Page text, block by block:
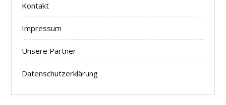
Kontakt
Impressum
Unsere Partner
Datenschutzerklärung